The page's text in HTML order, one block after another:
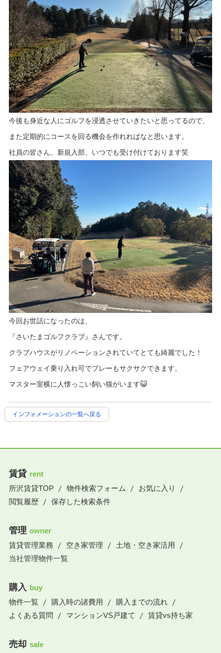
今後も身近な人にゴルフを浸透させていきたいと思ってるので、
また定期的にコースを回る機会を作れればなと思います。
社員の皆さん、新規入部、いつでも受け付けております笑
今回お世話になったのは、
『さいたまゴルフクラブ』さんです。
クラブハウスがリノベーションされていてとても綺麗でした！
フェアウェイ乗り入れ可でプレーもサクサクできます。
マスター室横に人懐っこい飼い猫がいます😺
インフォメーションの一覧へ戻る
賃貸 rent
所沢賃貸TOP
物件検索フォーム
お気に入り
閲覧履歴
保存した検索条件
管理 owner
賃貸管理業務
空き家管理
土地・空き家活用
当社管理物件一覧
購入 buy
物件一覧
購入時の諸費用
購入までの流れ
よくある質問
マンションVS戸建て 賃貸vs持ち家
売却 sale